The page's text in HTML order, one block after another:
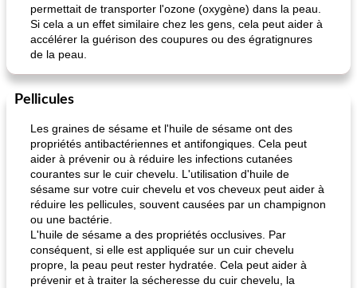
permettait de transporter l'ozone (oxygène) dans la peau.
Si cela a un effet similaire chez les gens, cela peut aider à
accélérer la guérison des coupures ou des égratignures
de la peau.
Pellicules
Les graines de sésame et l'huile de sésame ont des
propriétés antibactériennes et antifongiques. Cela peut
aider à prévenir ou à réduire les infections cutanées
courantes sur le cuir chevelu. L'utilisation d'huile de
sésame sur votre cuir chevelu et vos cheveux peut aider à
réduire les pellicules, souvent causées par un champignon
ou une bactérie.
L'huile de sésame a des propriétés occlusives. Par
conséquent, si elle est appliquée sur un cuir chevelu
propre, la peau peut rester hydratée. Cela peut aider à
prévenir et à traiter la sécheresse du cuir chevelu, la